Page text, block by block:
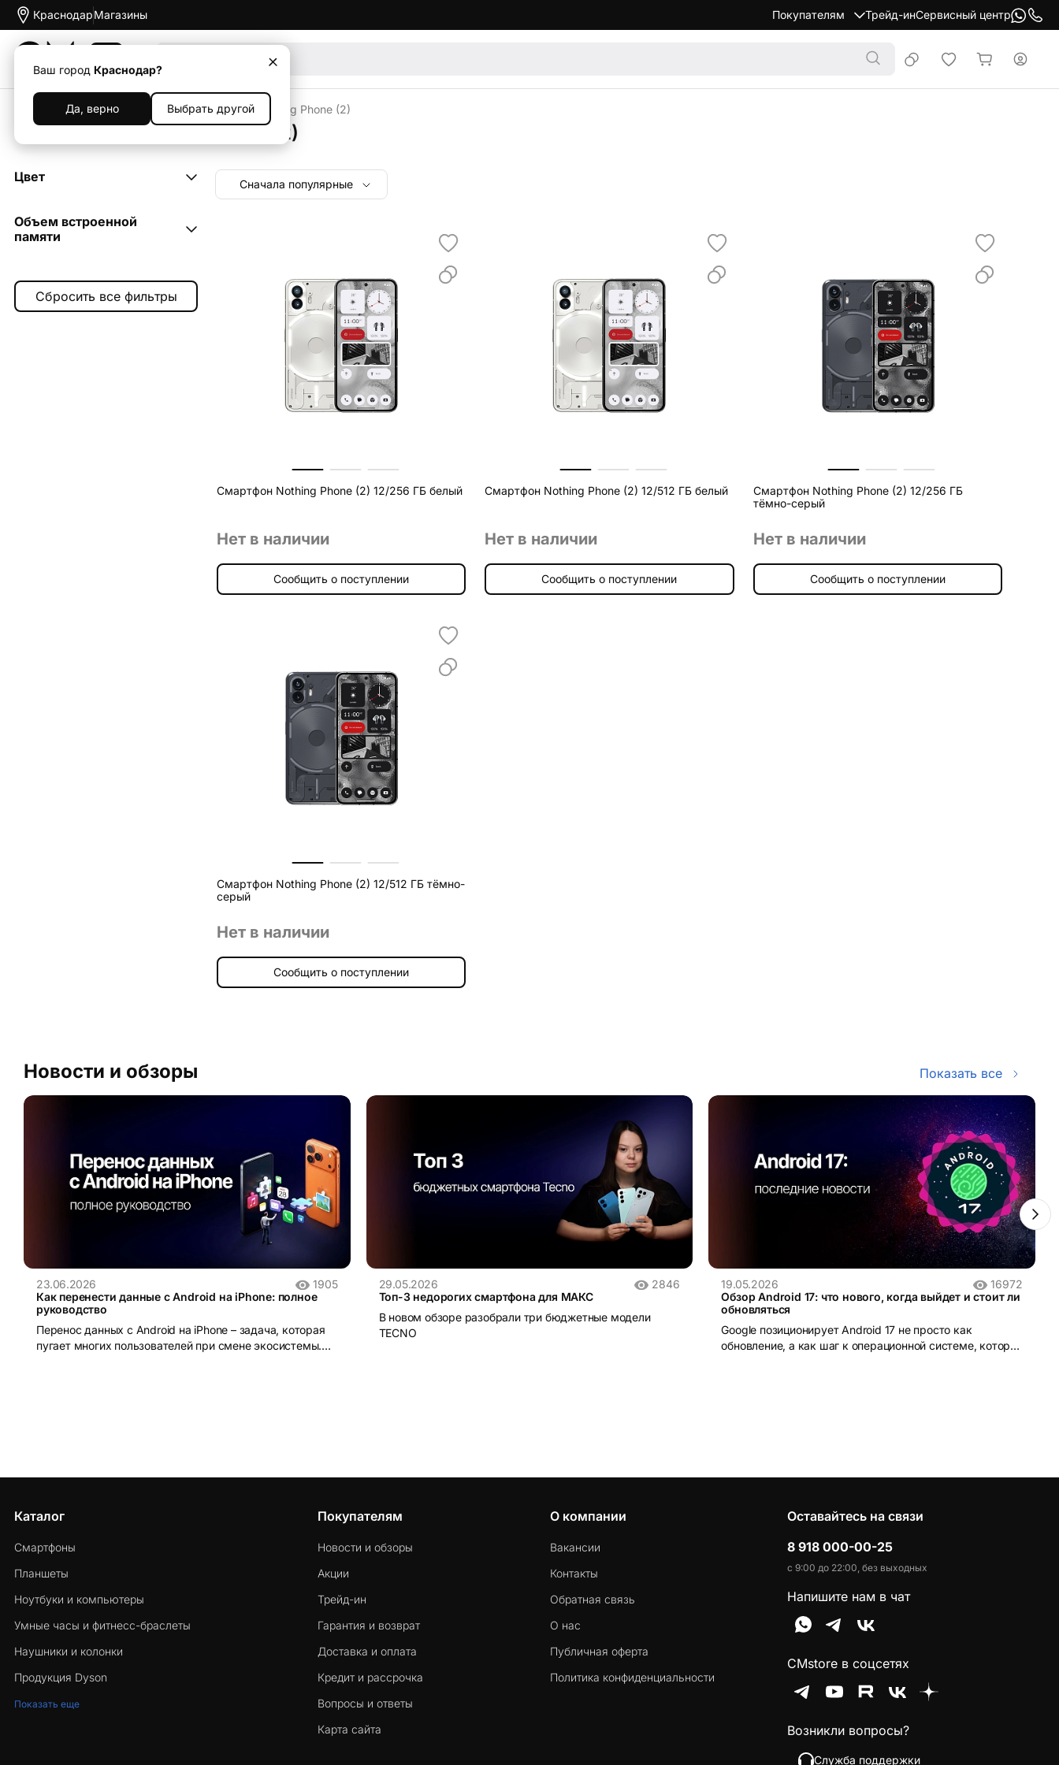
Краснодар
Ваш город Краснодар?
Да, верно Выбрать другой
Магазины Покупателям Трейд-инСервисный центр
Каталог Смартфоны Nothing Nothing Phone (2)
Смартфоны Nothing Phone (2)
Цвет
тёмно-серый
Объем встроенной
памяти
512 ГБ2
Сначала популярные
Смартфон Nothing Phone (2) 12/256 ГБ белый
Нет в наличии
Сообщить о поступлении
Смартфон Nothing Phone (2) 12/512 ГБ белый
Нет в наличии
Сообщить о поступлении
Смартфон Nothing Phone (2) 12/256 ГБ
тёмно-серый
Нет в наличии
Сообщить о поступлении
Смартфон Nothing Phone (2) 12/512 ГБ тёмно-
серый
Нет в наличии
Сообщить о поступлении
Новости и обзоры Показать все
23.06.2026
1905
Как перенести данные с Android на iPhone: полное
руководство
Перенос данных с Android на iPhone – задача, которая
пугает многих пользователей при смене экосистемы.
29.05.2026
2846
Топ-3 недорогих смартфона для МАКС
В новом обзоре разобрали три бюджетные модели
TECNO
19.05.2026
16972
Обзор Android 17: что нового, когда выйдет и стоит ли
обновляться
Google позиционирует Android 17 не просто как
обновление, а как шаг к операционной системе, которая
Каталог
Смартфоны
Планшеты
Ноутбуки и компьютеры
Умные часы и фитнесс-браслеты
Наушники и колонки
Продукция Dyson
Показать еще
Покупателям
Новости и обзоры
Акции
Трейд-ин
Гарантия и возврат
Доставка и оплата
Кредит и рассрочка
Вопросы и ответы
Карта сайта
О компании
Вакансии
Контакты
Обратная связь
О нас
Публичная оферта
Политика конфиденциальности
Оставайтесь на связи
8 918 000-00-25
с 9:00 до 22:00, без выходных
Напишите нам в чат
CMstore в соцсетях
Возникли вопросы?
Служба поддержки